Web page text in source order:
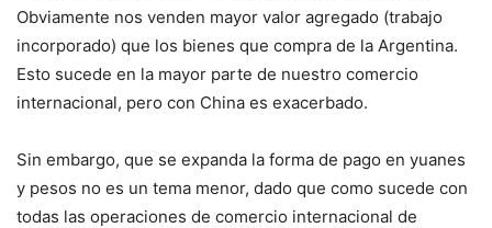
Obviamente nos venden mayor valor agregado (trabajo
incorporado) que los bienes que compra de la Argentina.
Esto sucede en la mayor parte de nuestro comercio
internacional, pero con China es exacerbado.
Sin embargo, que se expanda la forma de pago en yuanes
y pesos no es un tema menor, dado que como sucede con
todas las operaciones de comercio internacional de